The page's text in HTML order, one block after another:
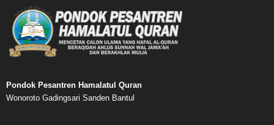
Pondok Pesantren Hamalatul Quran
Wonoroto Gadingsari Sanden Bantul